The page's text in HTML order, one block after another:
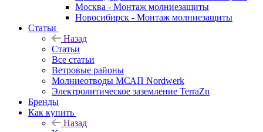
Москва - Монтаж молниезащиты
Новосибирск - Монтаж молниезащиты
Статьи
Назад
Статьи
Все статьи
Ветровые районы
Молниеотводы МСАП Nordwerk
Электролитическое заземление TerraZn
Бренды
Как купить
Назад